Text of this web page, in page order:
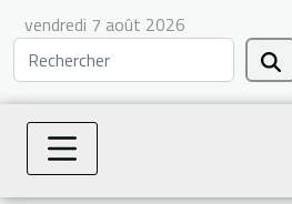
vendredi 7 août 2026